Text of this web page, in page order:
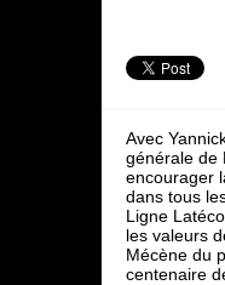
Avec
générale de
encourager
dans tous
Ligne
les valeurs
Mécène du
centenaire